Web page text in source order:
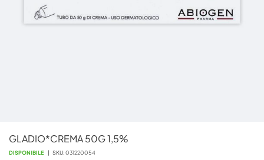
GLADIO*CREMA 50G 1,5%
DISPONIBILE SKU 031220054
all'inizio
della